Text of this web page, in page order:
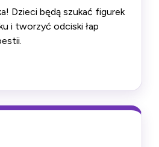
Dzieci będą szukać figurek
i tworzyć odciski łap